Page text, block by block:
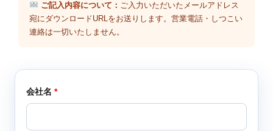
ご記入内容について： ご入力いただいたメールアドレス
宛にダウンロードURLをお送りします。営業電話・しつこい
連絡は一切いたしません。
会社名 *